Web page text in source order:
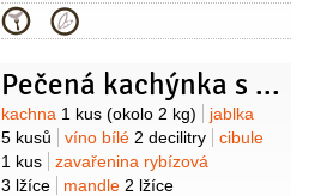
limetková
1 lžíce (strouhaný) Jablka: jablka
100 mililitrů
cukr50 gramů (krupice)
Granita:
džus jablečný
250 mililitrů
cukr krupice
40 gramů
jalovec 4 kuličky
(čerstvý)
Kategorie
Pečená kachýnka s rybízovými jablky
Suroviny
kachna 1 kus (okolo 2 kg)
jablka
5 kusů
víno bílé 2 decilitry
cibule
1 kus
zavařenina rybízová
3 lžíce
mandle 2 lžíce